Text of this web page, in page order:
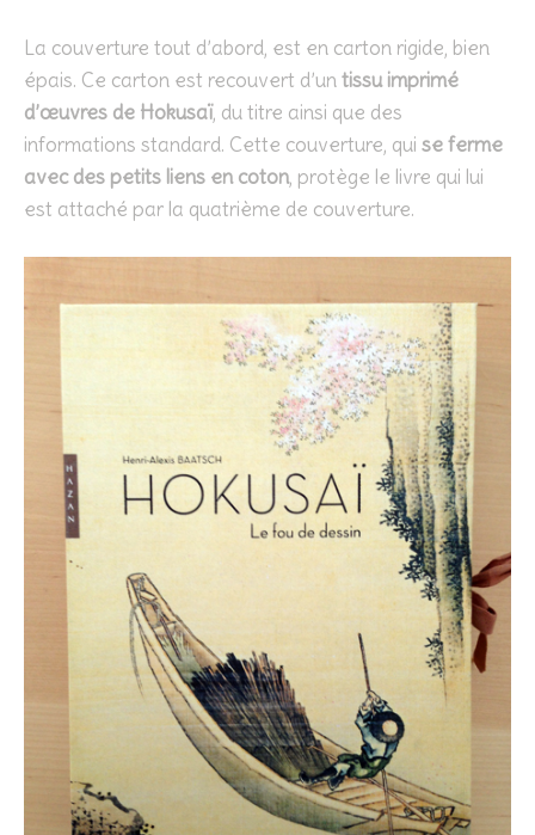
La couverture tout d’abord, est en carton rigide, bien
épais. Ce carton est recouvert d’untissu imprimé
d’œuvres de Hokusaï, du titre ainsi que des
informations standard. Cette couverture, qui se ferme
avec des petits liens en coton, protège le livre qui lui
est attaché par la quatrième de couverture.